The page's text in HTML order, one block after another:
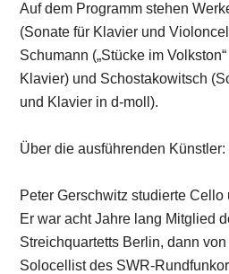
Auf dem Programm stehen
(Sonate für Klavier und
Schumann („Stücke im
Klavier) und Schostakowitsch
und Klavier in d-moll).
Über die ausführenden Künstler:
Peter Gerschwitz studierte Cello
Er war acht Jahre lang Mitglied
Streichquartetts Berlin, dann
Solocellist des SWR-